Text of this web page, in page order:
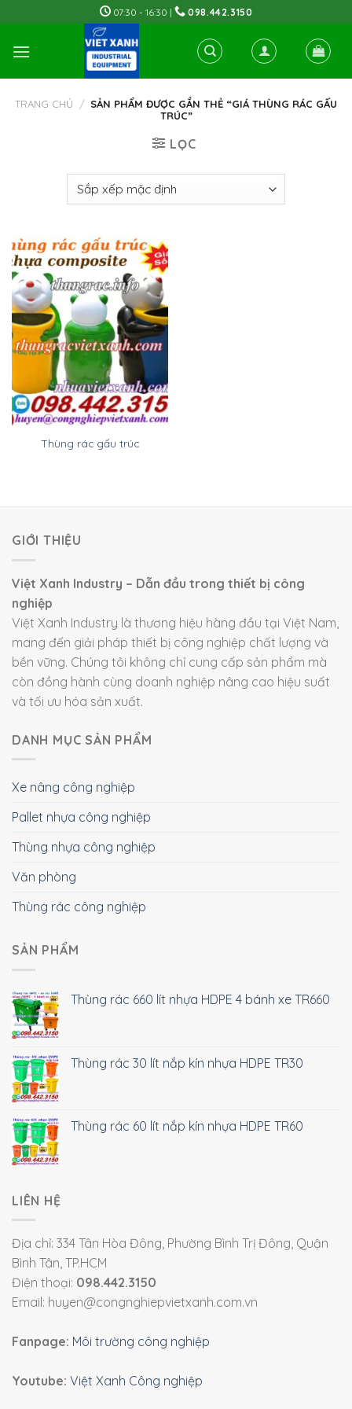
to
content
07:30 - 16:30 | 098.442.3150
TRANG CHỦ / SẢN PHẨM ĐƯỢC GẮN THẺ “GIÁ THÙNG RÁC GẤU
TRÚC”
LỌC
Thùng rác gấu trúc
GIỚI THIỆU
Việt Xanh Industry – Dẫn đầu trong thiết bị công
nghiệp
Việt Xanh Industry là thương hiệu hàng đầu tại Việt Nam,
mang đến giải pháp thiết bị công nghiệp chất lượng và
bền vững. Chúng tôi không chỉ cung cấp sản phẩm mà
còn đồng hành cùng doanh nghiệp nâng cao hiệu suất
và tối ưu hóa sản xuất.
DANH MỤC SẢN PHẨM
Xe nâng công nghiệp
Pallet nhựa công nghiệp
Thùng nhựa công nghiệp
Văn phòng
Thùng rác công nghiệp
SẢN PHẨM
Thùng rác 660 lít nhựa HDPE 4 bánh xe TR660
Thùng rác 30 lít nắp kín nhựa HDPE TR30
Thùng rác 60 lít nắp kín nhựa HDPE TR60
LIÊN HỆ
Địa chỉ: 334 Tân Hòa Đông, Phường Bình Trị Đông, Quận
Bình Tân, TP.HCM
Điện thoại: 098.442.3150
Email: huyen@congnghiepvietxanh.com.vn
Fanpage: Môi trường công nghiệp
Youtube: Việt Xanh Công nghiệp